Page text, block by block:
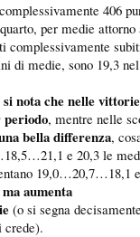
406
per medie attorno
complessivamente
di medie, sono 19,3
si nota che nelle vittorie
periodo, mentre nelle
bella differenza,
e 20,3 le
19,0…20,7…18,1
aumenta
(o si segna
crede).